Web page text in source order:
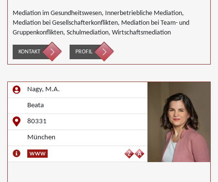
Mediation im Gesundheitswesen, Innerbetriebliche Mediation,
Mediation bei Gesellschafterkonflikten, Mediation bei Team- und
Gruppenkonflikten, Schulmediation, Wirtschaftsmediation
KONTAKT PROFIL
Nagy, M.A.
Beata
80331
München